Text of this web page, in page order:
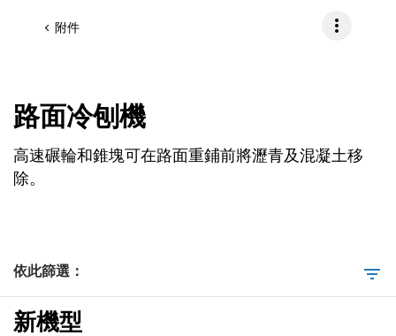
附件 more_vert
路面冷刨機
高速碾輪和錐塊可在路面重鋪前將瀝青及混凝土移
除。
依此篩選： filter_list
新機型